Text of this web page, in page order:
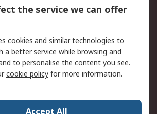
책
데이터 보호
그룹사 RS Group에 대해
회사 소개
the service we can offer
cookies and similar technologies to
a better service while browsing and
to personalise the content you see.
cookie policy for more information.
Accept All